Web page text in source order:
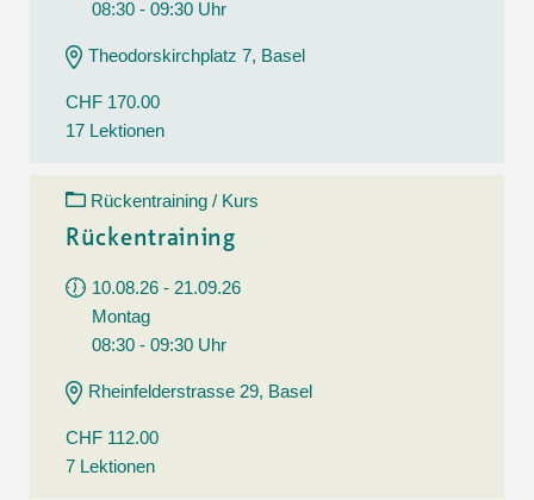
08:30 - 09:30 Uhr
Theodorskirchplatz 7, Basel
CHF 170.00
17 Lektionen
Rückentraining / Kurs
Rückentraining
10.08.26 - 21.09.26
Montag
08:30 - 09:30 Uhr
Rheinfelderstrasse 29, Basel
CHF 112.00
7 Lektionen